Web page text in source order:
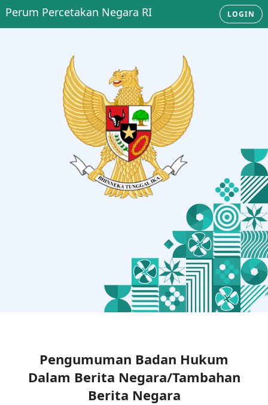
Perum Percetakan Negara RI LOGIN
Pengumuman Badan Hukum
Dalam Berita Negara/Tambahan
Berita Negara